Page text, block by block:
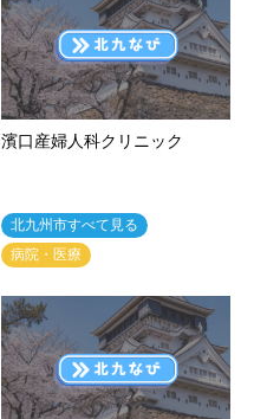
濱口産婦人科クリニック
北九州市すべて見る
病院・医療